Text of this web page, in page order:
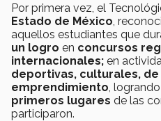
Por primera vez, el
Estado de México ,
aquellos estudiantes que
un logro en concursos
internacionales; en
deportivas, culturales,
emprendimiento ,
primeros lugares de las
participaron.